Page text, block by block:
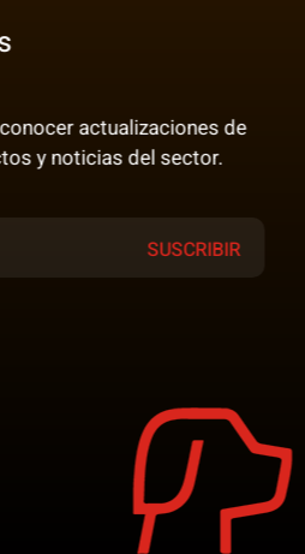
actualizaciones de
y noticias del sector.